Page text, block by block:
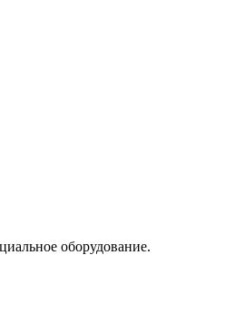
оборудование.